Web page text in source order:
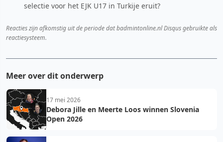
selectie voor het EJK U17 in Turkije eruit?
Reacties zijn afkomstig uit de periode dat badmintonline.nl Disqus gebruikte als
reactiesysteem.
Meer over dit onderwerp
17 mei 2026
Debora Jille en Meerte Loos winnen Slovenia
Open 2026